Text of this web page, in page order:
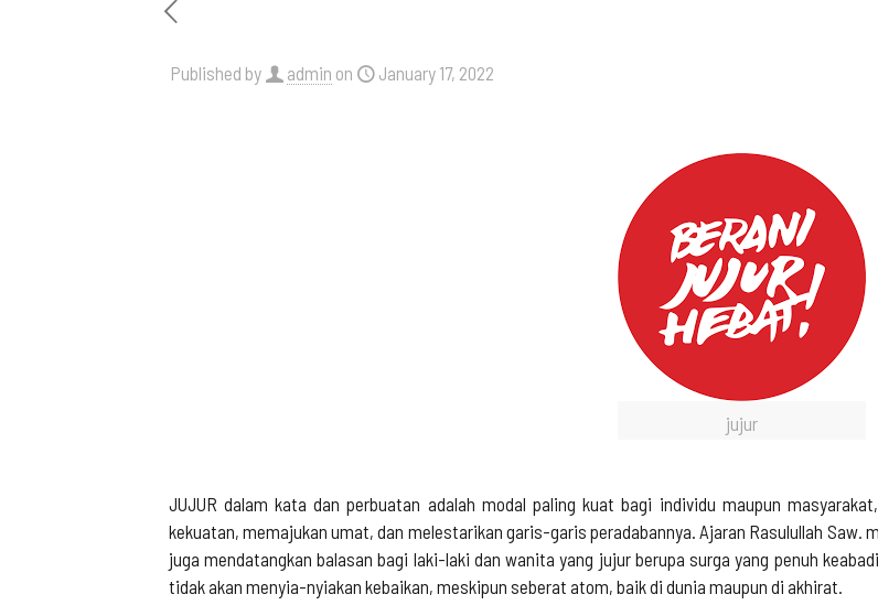
Published by admin on January 17, 2022
jujur
JUJUR dalam kata dan perbuatan adalah modal paling kuat bagi individu maupun
kekuatan, memajukan umat, dan melestarikan garis-garis peradabannya. Ajaran Rasulullah Saw.
juga mendatangkan balasan bagi laki-laki dan wanita yang jujur berupa surga yang penuh
tidak akan menyia-nyiakan kebaikan, meskipun seberat atom, baik di dunia maupun di akhirat.